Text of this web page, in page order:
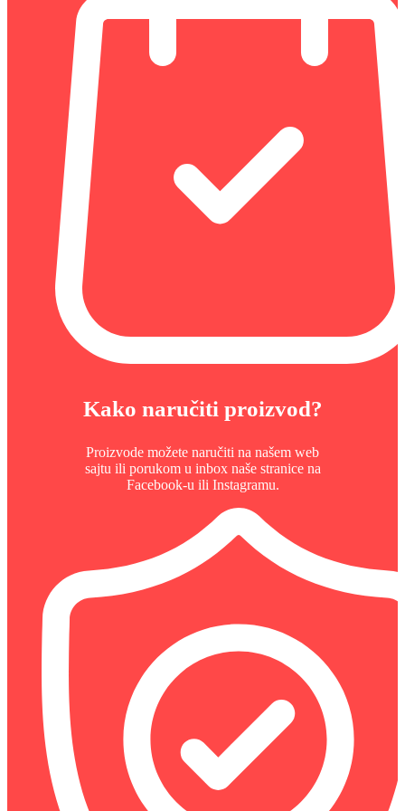
Kako naručiti proizvod?
Proizvode možete naručiti na našem web
sajtu ili porukom u inbox naše stranice na
Facebook-u ili Instagramu.